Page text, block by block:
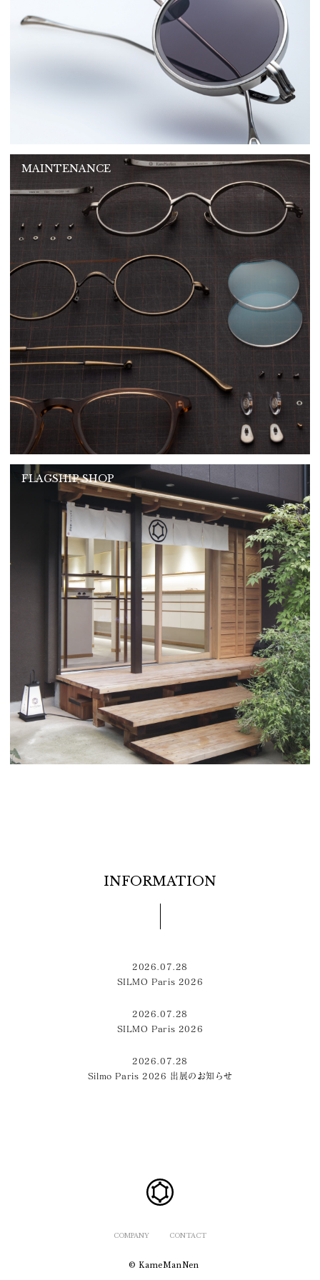
MAINTENANCE
FLAGSHIP SHOP
INFORMATION
2026.07.28
SILMO Paris 2026
2026.07.28
SILMO Paris 2026
2026.07.28
Silmo Paris 2026 出展のお知らせ
COMPANY CONTACT
© KameManNen